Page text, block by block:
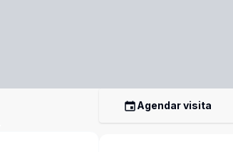
Agendar visita